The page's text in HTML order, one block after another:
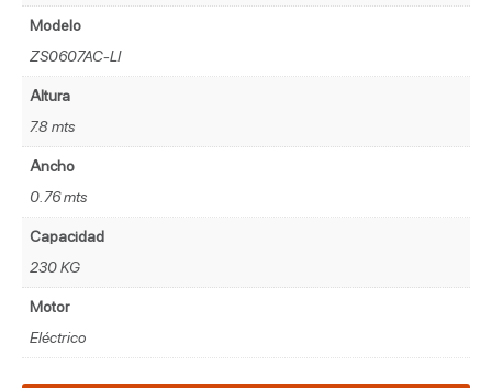
Modelo
ZS0607AC-LI
Altura
7.8 mts
Ancho
0.76 mts
Capacidad
230 KG
Motor
Eléctrico